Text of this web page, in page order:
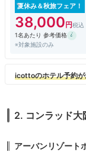
夏休み＆秋旅フェア！
38,000
1名あたり 参考価格
※対象施設のみ
2. コンラッド大
アーバンリゾート